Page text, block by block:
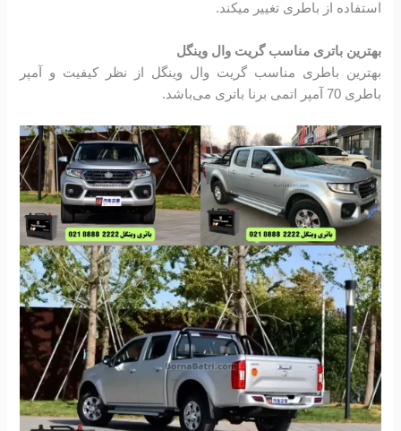
استفاده از باطری تغییر میکند.
بهترین باتری مناسب گریت وال وینگل
بهترین باطری مناسب گریت وال وینگل از نظر کیفیت و آمپر
باطری 70 آمپر اتمی برنا باتری می‌باشد.